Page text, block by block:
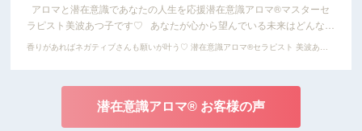
アロマと潜在意識であなたの人生を応援潜在意識アロマ®︎マスターセ
ラピスト美波あつ子です♡ あなたが心から望んでいる未来はどんな…
潜在意識アロマ®︎ お客様の声